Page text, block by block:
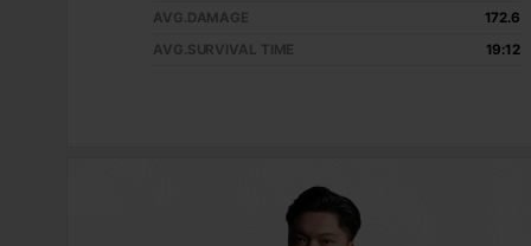
AVG.DAMAGE
172.6
AVG.SURVIVAL TIME
19:12